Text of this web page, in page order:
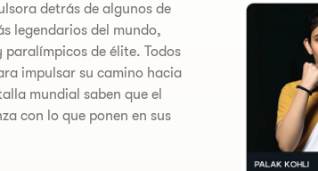
detrás de algunos de
legendarios del mundo,
de élite. Todos
impulsar su camino hacia
mundial saben que el
con lo que ponen en sus